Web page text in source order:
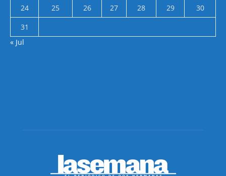
24
25 26 27 28 29
30
31
« Jul